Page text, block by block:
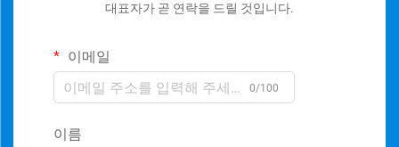
대표자가 곧 연락을 드릴 것입니다.
이메일
0/100
이름